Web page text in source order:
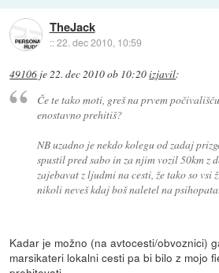
TheJack
::22. dec 2010, 10:59
49106 je22. dec 2010 ob 10:20izjavil:
Če te tako moti, greš na prvem
enostavno prehitiš?
NB uzadno je nekdo kolegu od zadaj
spustil pred sabo in za njim vozil 50km z
zajebavat z ljudmi na cesti, že tako so vsi
nikoli neveš kdaj boš naletel na psihopata.
Kadar je možno (na avtocesti/obvoznici)
marsikateri lokalni cesti pa bi bilo z mojo